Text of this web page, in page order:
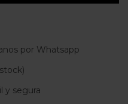
por Whatsapp
y segura